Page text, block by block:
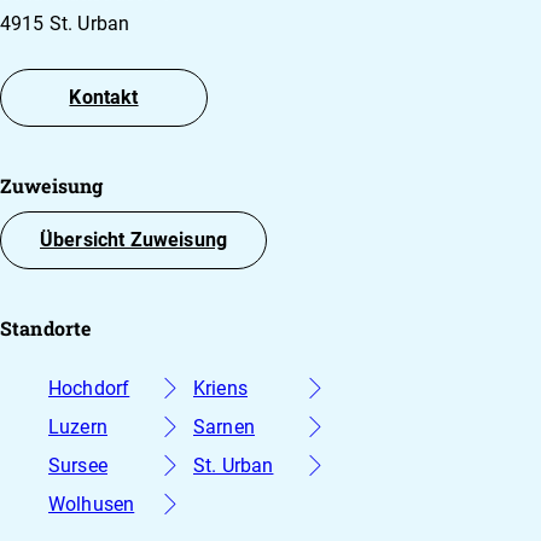
aufrechtzuerhalten.
4915 St. Urban
Kontakt
Zuweisung
Übersicht Zuweisung
Standorte
Hochdorf
Kriens
Luzern
Sarnen
Sursee
St. Urban
Wolhusen